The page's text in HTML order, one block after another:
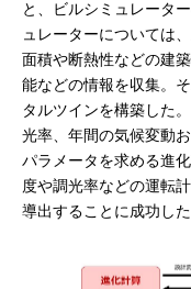
と、ビルシミュレータ
ュレーターについては
面積や断熱性などの建
能などの情報を収集。
タルツインを構築した
光率、年間の気候変動
パラメータを求める進
度や調光率などの運転
導出することに成功し